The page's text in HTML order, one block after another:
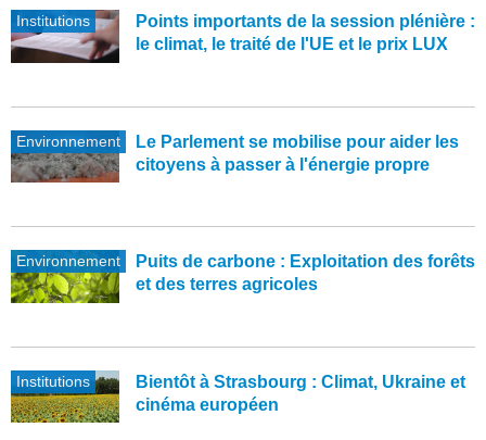
Institutions
Points importants de la session plénière :
le climat, le traité de l'UE et le prix LUX
Environnement
Le Parlement se mobilise pour aider les
citoyens à passer à l'énergie propre
Environnement
Puits de carbone : Exploitation des forêts
et des terres agricoles
Institutions
Bientôt à Strasbourg : Climat, Ukraine et
cinéma européen